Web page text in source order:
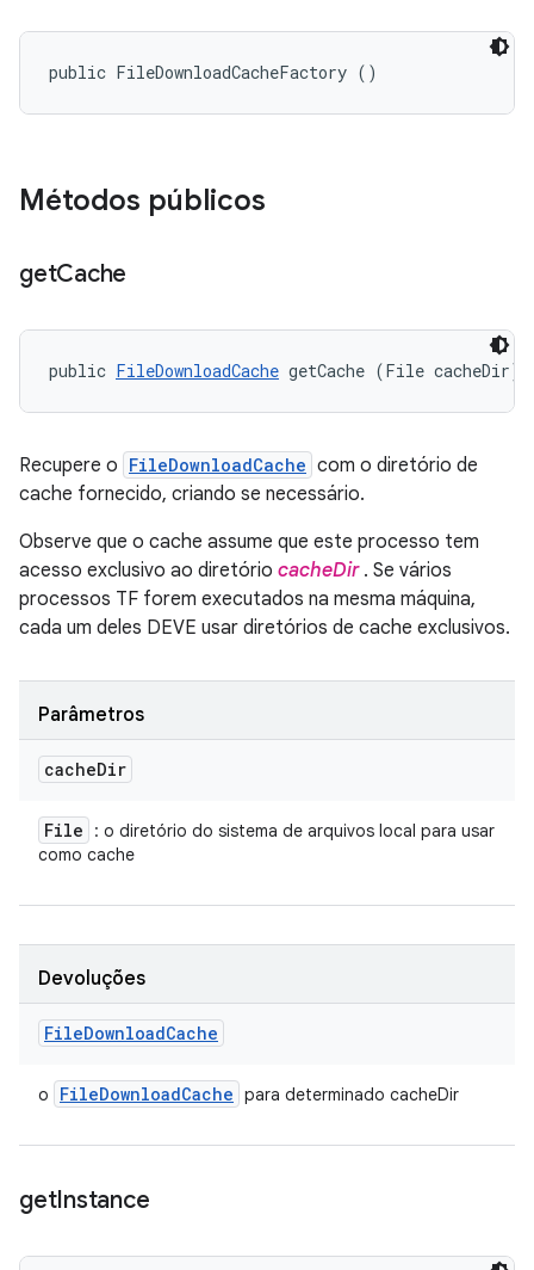
public FileDownloadCacheFactory ()
Métodos públicos
getCache
public FileDownloadCache getCache (File cacheDir)
Recupere o FileDownloadCache com o diretório de
cache fornecido, criando se necessário.
Observe que o cache assume que este processo tem
acesso exclusivo ao diretório cacheDir. Se vários
processos TF forem executados na mesma máquina,
cada um deles DEVE usar diretórios de cache exclusivos.
Parâmetros
cacheDir
File
: o diretório do sistema de arquivos local para usar
como cache
Devoluções
FileDownloadCache
o FileDownloadCache para determinado cacheDir
getInstance